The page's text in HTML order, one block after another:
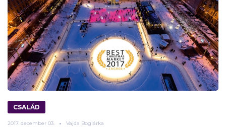
CSALÁD
2017. december 03. Vajda Boglárka